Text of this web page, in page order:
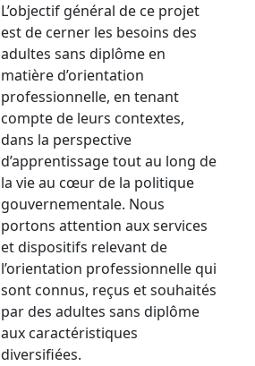
L’objectif général de ce projet
est de cerner les besoins des
adultes sans diplôme en
matière d’orientation
professionnelle, en tenant
compte de leurs contextes,
dans la perspective
d’apprentissage tout au long de
la vie au cœur de la politique
gouvernementale. Nous
portons attention aux services
et dispositifs relevant de
l’orientation professionnelle qui
sont connus, reçus et souhaités
par des adultes sans diplôme
aux caractéristiques
diversifiées.